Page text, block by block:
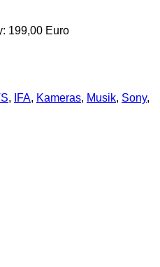
199,00 Euro
, IFA, Kameras, Musik, Sony,